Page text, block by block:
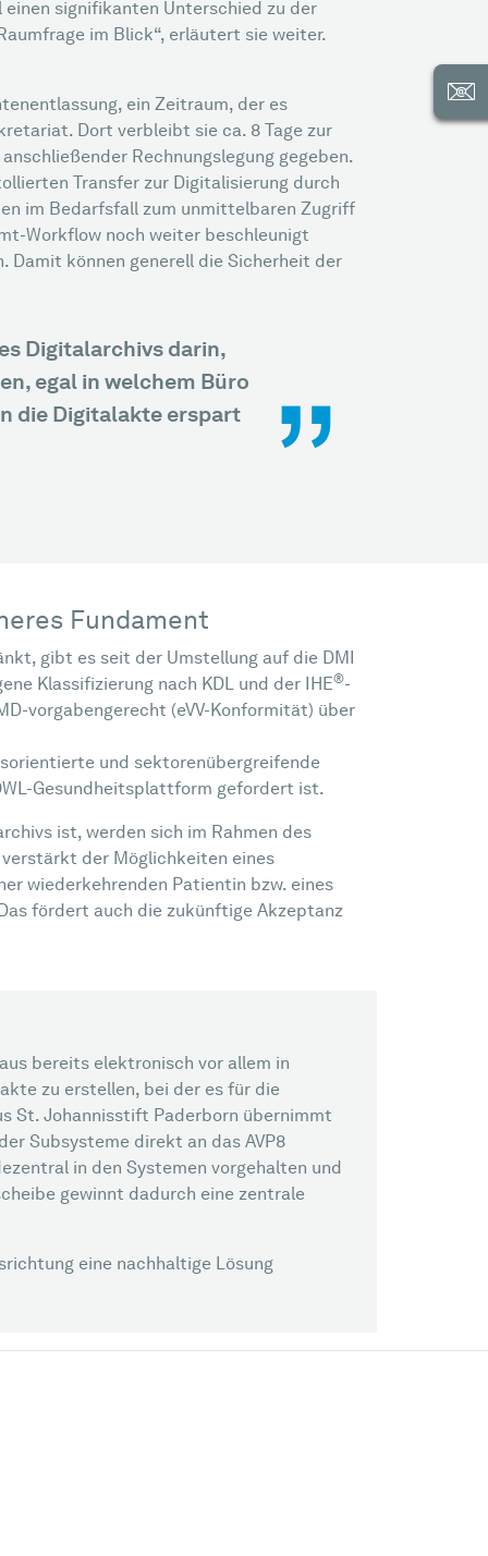
signifikanten Unterschied zu der
im Blick“, erläutert sie weiter.
ein Zeitraum, der es
Dort verbleibt sie ca. 8 Tage zur
Rechnungslegung gegeben.
Transfer zur Digitalisierung durch
im Bedarfsfall zum unmittelbaren Zugriff
Workflow noch weiter beschleunigt
können generell die Sicherheit der
„
Digitalarchivs darin,
egal in welchem Büro
die Digitalakte erspart
Fundament
gibt es seit der Umstellung auf die DMI
Klassifizierung nach KDL und der IHE®-
vorgabengerecht (eVV-Konformität) über
und sektorenübergreifende
Gesundheitsplattform gefordert ist.
ist, werden sich im Rahmen des
der Möglichkeiten eines
wiederkehrenden Patientin bzw. eines
fördert auch die zukünftige Akzeptanz
bereits elektronisch vor allem in
zu erstellen, bei der es für die
St. Johannisstift Paderborn übernimmt
Subsysteme direkt an das AVP8
in den Systemen vorgehalten und
gewinnt dadurch eine zentrale
eine nachhaltige Lösung